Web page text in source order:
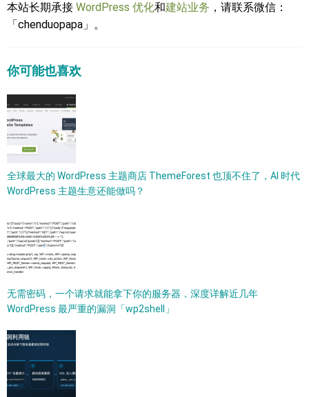
本站长期承接 WordPress 优化和建站业务 ，请联系微信：
「chenduopapa」。
你可能也喜欢
全球最大的 WordPress 主题商店 ThemeForest 也顶不住了，AI 时代
WordPress 主题生意还能做吗？
无需密码，一个请求就能拿下你的服务器，深度详解近几年
WordPress 最严重的漏洞「wp2shell」